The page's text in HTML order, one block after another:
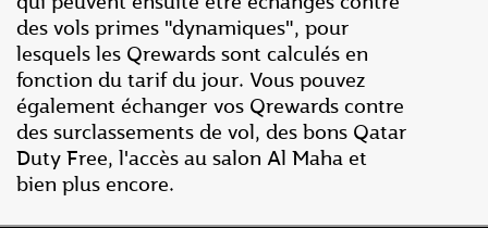
des vols primes "dynamiques", pour
lesquels les Qrewards sont calculés en
fonction du tarif du jour. Vous pouvez
également échanger vos Qrewards contre
des surclassements de vol, des bons Qatar
Duty Free, l'accès au salon Al Maha et
bien plus encore.